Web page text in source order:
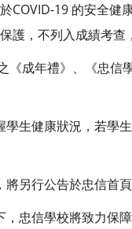
COVID-19 的安全健
護，不列入成績考查
《成年禮》、《忠信
生健康狀況，若學
另行公告於忠信首
忠信學校將致力保